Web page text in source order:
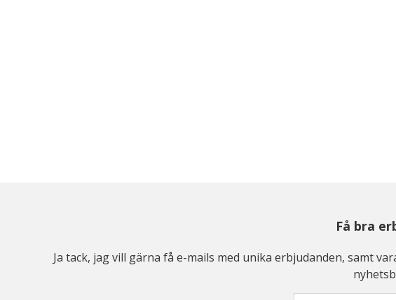
Få bra
Ja tack, jag vill gärna få e-mails med unika erbjudanden, samt